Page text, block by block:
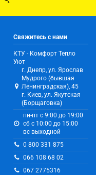
Свяжитесь с нами
КТУ - Комфорт Тепло
Уют
г. Днепр, ул. Ярослав
Мудрого (бывшая
Ленинградская), 45
г. Киев, ул. Якутская
(Борщаговка)
пн-пт с 9:00 до 19:00
сб с 10:00 до 15:00
вс выходной
0 800 331 875
066 108 68 02
067 2775316